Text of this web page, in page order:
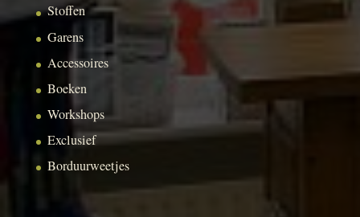
Stoffen
Garens
Accessoires
Boeken
Workshops
Exclusief
Borduurweetjes